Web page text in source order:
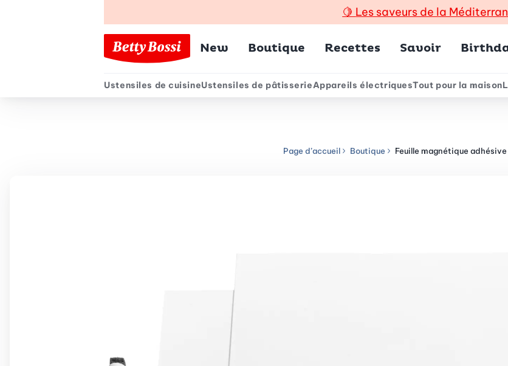
🍋 Les saveurs de la
Menu principal
New Boutique Recettes Savoir
Menu secondaire
Ustensiles de cuisineUstensiles de pâtisserieAppareils électriquesTout pour la maison
Page d’accueil Boutique Feuille magnétique